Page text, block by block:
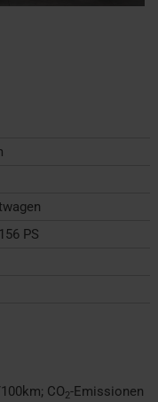
PS
; CO2-Emissionen